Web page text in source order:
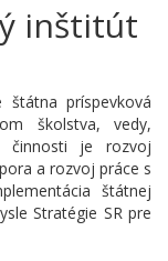
inštitút
štátna príspevková
školstva, vedy,
činnosti je rozvoj
a rozvoj práce s
štátnej
Stratégie SR pre